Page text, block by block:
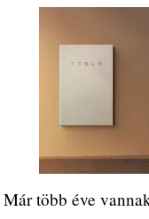
Már több éve